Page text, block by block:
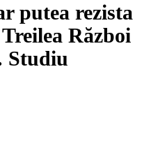
putea rezista
Război
Studiu